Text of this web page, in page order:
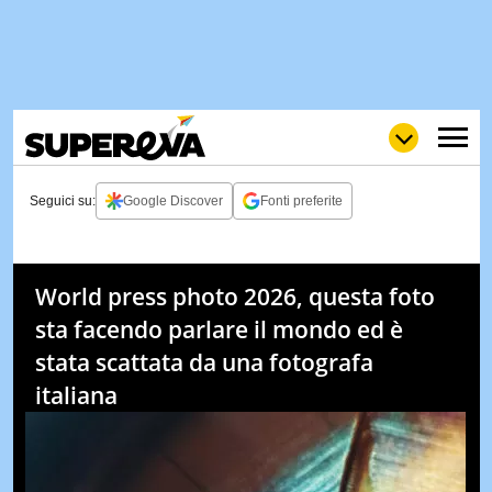
NEWS
STORIE
& TV
QUIZ
Seguici su: Google Discover Fonti preferite
World press photo 2026, questa foto
sta facendo parlare il mondo ed è
stata scattata da una fotografa
italiana